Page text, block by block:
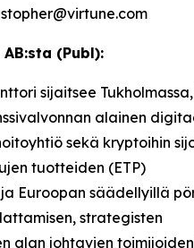
(Publ):
sijaitsee
alainen
sekä kryptoihin
tuotteiden (ETP)
Euroopan säädellyillä
strategisten
alan johtavien